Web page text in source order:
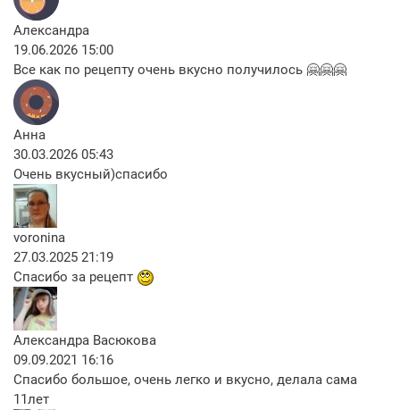
Александра
19.06.2026 15:00
Все как по рецепту очень вкусно получилось 🤗🤗🤗
Анна
30.03.2026 05:43
Очень вкусный)спасибо
voronina
27.03.2025 21:19
Спасибо за рецепт
Александра Васюкова
09.09.2021 16:16
Спасибо большое, очень легко и вкусно, делала сама
11лет